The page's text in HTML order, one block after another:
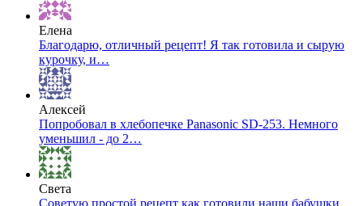
Елена
Благодарю, отличный рецепт! Я так готовила и сырую
курочку, и…
Алексей
Попробовал в хлебопечке Panasonic SD-253. Немного
уменьшил - до 2…
Света
Советую простой рецепт как готовили наши бабушки,